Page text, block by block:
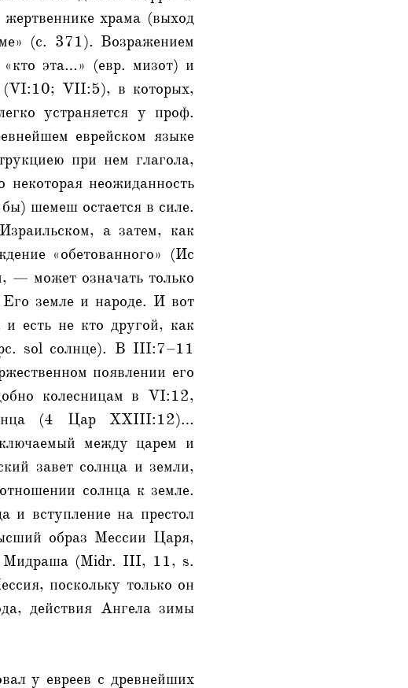
храма (выход
(с. 371). Возражением
«кто эта…» (евр. мизот) и
(VI:10; VII:5), в которых,
устраняется у проф.
еврейском языке
при нем глагола,
неожиданность
шемеш остается в силе.
а затем, как
«обетованного» (Ис
— может означать только
земле и народе. И вот
и есть не кто другой, как
sol солнце). В III:7–11
появлении его
колесницам в VI:12,
(4 Цар XXIII:12)…
между царем и
завет солнца и земли,
солнца к земле.
и вступление на престол
образ Мессии Царя,
Мидраша (Midr. III, 11, s.
поскольку только он
действия Ангела зимы
у евреев с древнейших